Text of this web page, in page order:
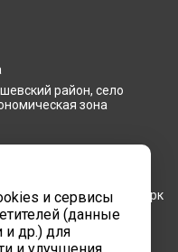
район, село
зона
переулок, 5, бизнес-парк
и сервисы
(данные
и др.) для